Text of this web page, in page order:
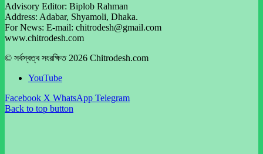
Advisory Editor: Biplob Rahman
Address: Adabar, Shyamoli, Dhaka.
For News: E-mail: chitrodesh@gmail.com
www.chitrodesh.com
© সর্বস্বত্ব সংরক্ষিত 2026 Chitrodesh.com
YouTube
Facebook X WhatsApp Telegram
Back to top button